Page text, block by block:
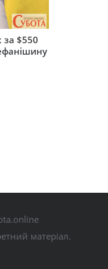
за $550
матеріал.